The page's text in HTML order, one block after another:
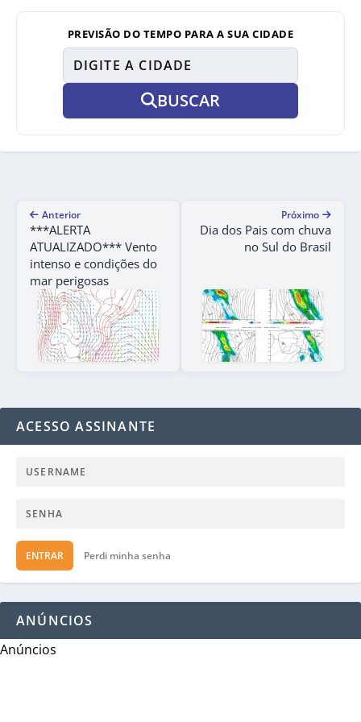
PREVISÃO DO TEMPO PARA A SUA CIDADE
BUSCAR
Anterior
***ALERTA
ATUALIZADO*** Vento
intenso e condições do
mar perigosas
Próximo
Dia dos Pais com chuva
no Sul do Brasil
ACESSO ASSINANTE
ENTRAR Perdi minha senha
ANÚNCIOS
Anúncios